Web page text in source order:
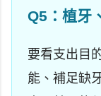
Q5：植牙
要看支出目
能、補足缺